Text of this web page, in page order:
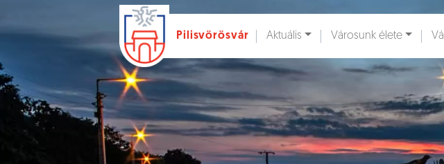
Ugrás a fő tartalomhoz
Pilisvörösvár Aktuális Városunk élete